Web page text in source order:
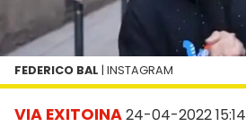
VIA EXITOINA24-04-2022 15:14
FEDERICO BAL | INSTAGRAM